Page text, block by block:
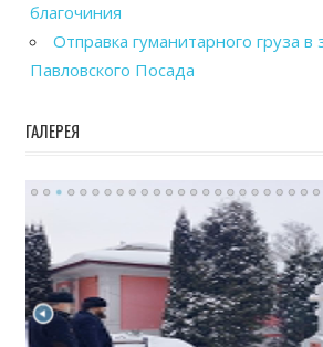
благочиния
Отправка гуманитарного груза
Павловского Посада
ГАЛЕРЕЯ